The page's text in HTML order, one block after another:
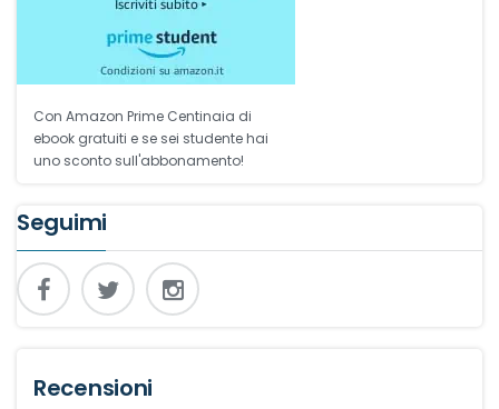
Con Amazon Prime Centinaia di
ebook gratuiti e se sei studente hai
uno sconto sull'abbonamento!
Seguimi
Recensioni